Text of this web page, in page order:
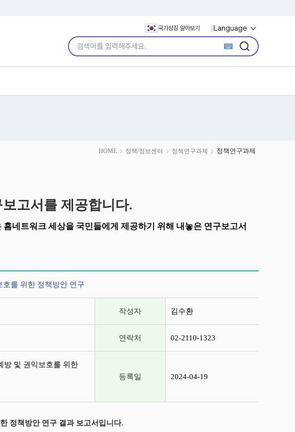
국가상징 알아보기 Language
통합검색어 입력
검색
검색
HOME 정책/정보센터 정책연구과제 정책연구과제
고서를 제공합니다.
네트워크 세상을 국민들에게 제공하기 위해 내놓은 연구보고서
를 위한 정책방안 연구
작성자 김수환
연락처 02-2110-1323
방 및 권익보호를 위한
등록일 2024-04-19
정책방안 연구 결과 보고서입니다.